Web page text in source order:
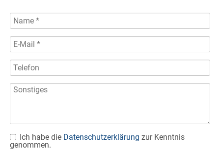
Ich habe die Datenschutzerklärung zur Kenntnis
genommen.